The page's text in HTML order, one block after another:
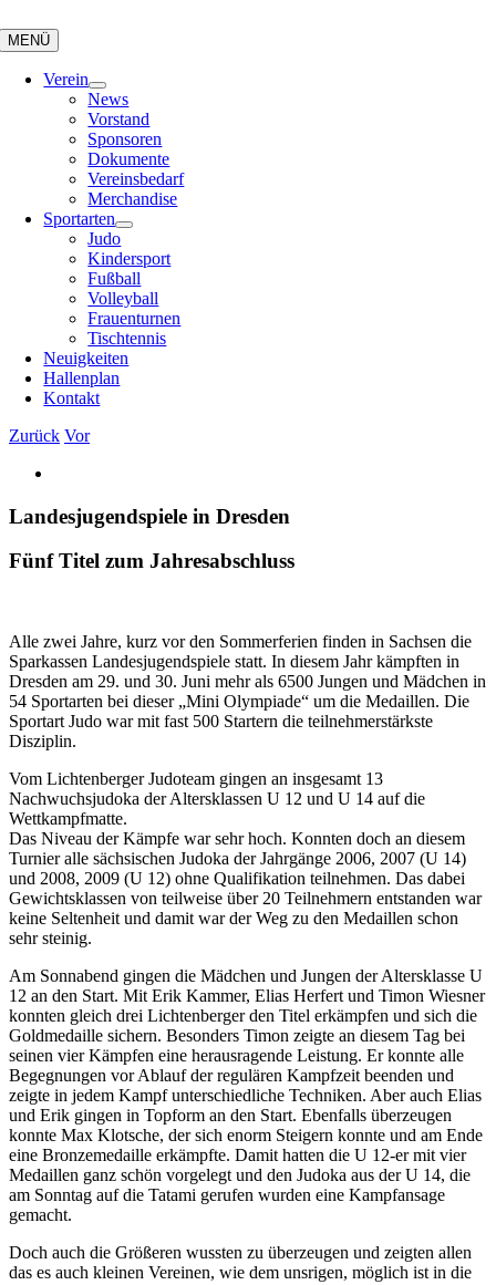
Inhalt
springen
MENÜ
Verein
News
Vorstand
Sponsoren
Dokumente
Vereinsbedarf
Merchandise
Sportarten
Judo
Kindersport
Fußball
Volleyball
Frauenturnen
Tischtennis
Neuigkeiten
Hallenplan
Kontakt
Zurück Vor
Bild
Landesjugendspiele in Dresden
Fünf Titel zum Jahresabschluss
Alle zwei Jahre, kurz vor den Sommerferien finden in Sachsen die
Sparkassen Landesjugendspiele statt. In diesem Jahr kämpften in
Dresden am 29. und 30. Juni mehr als 6500 Jungen und Mädchen in
54 Sportarten bei dieser „Mini Olympiade“ um die Medaillen. Die
Sportart Judo war mit fast 500 Startern die teilnehmerstärkste
Disziplin.
Vom Lichtenberger Judoteam gingen an insgesamt 13
Nachwuchsjudoka der Altersklassen U 12 und U 14 auf die
Wettkampfmatte.
Das Niveau der Kämpfe war sehr hoch. Konnten doch an diesem
Turnier alle sächsischen Judoka der Jahrgänge 2006, 2007 (U 14)
und 2008, 2009 (U 12) ohne Qualifikation teilnehmen. Das dabei
Gewichtsklassen von teilweise über 20 Teilnehmern entstanden war
keine Seltenheit und damit war der Weg zu den Medaillen schon
sehr steinig.
Am Sonnabend gingen die Mädchen und Jungen der Altersklasse U
12 an den Start. Mit Erik Kammer, Elias Herfert und Timon Wiesner
konnten gleich drei Lichtenberger den Titel erkämpfen und sich die
Goldmedaille sichern. Besonders Timon zeigte an diesem Tag bei
seinen vier Kämpfen eine herausragende Leistung. Er konnte alle
Begegnungen vor Ablauf der regulären Kampfzeit beenden und
zeigte in jedem Kampf unterschiedliche Techniken. Aber auch Elias
und Erik gingen in Topform an den Start. Ebenfalls überzeugen
konnte Max Klotsche, der sich enorm Steigern konnte und am Ende
eine Bronzemedaille erkämpfte. Damit hatten die U 12-er mit vier
Medaillen ganz schön vorgelegt und den Judoka aus der U 14, die
am Sonntag auf die Tatami gerufen wurden eine Kampfansage
gemacht.
Doch auch die Größeren wussten zu überzeugen und zeigten allen
das es auch kleinen Vereinen, wie dem unsrigen, möglich ist in die